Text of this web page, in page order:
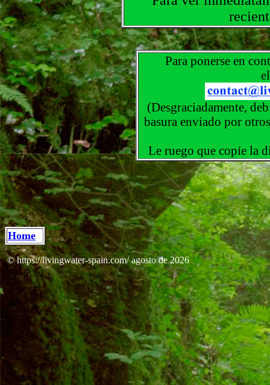
Para ponerse en
(Desgraciadamente,
basura enviado por
Le ruego que copíe la
Home
© https://livingwater-spain.com/ agosto de 2026